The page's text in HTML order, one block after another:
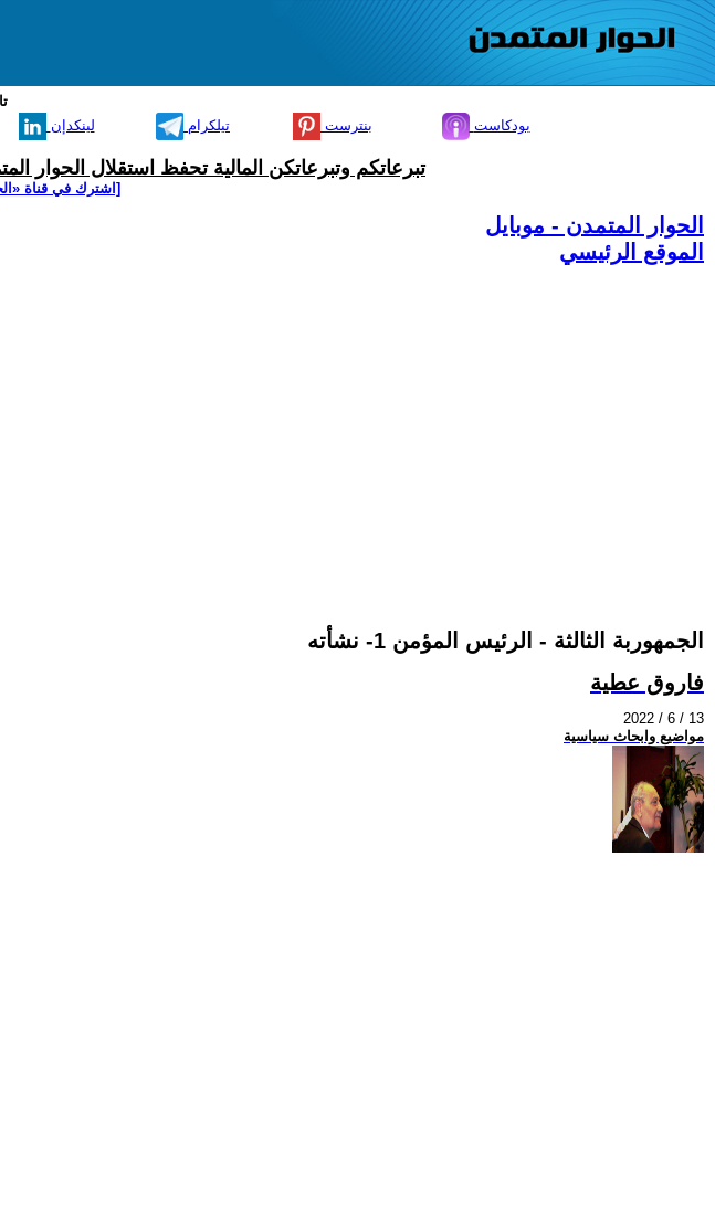
لينكدإن تيلكرام بنترست بودكاست
تبرعاتكم وتبرعاتكن المالية تحفظ استقلال الحوار
[اشترك في قناة
الحوار المتمدن - موبايل
الموقع الرئيسي
الجمهوربة الثالثة - الرئيس المؤمن 1- نشأته
فاروق عطية
2022 / 6 / 13
مواضيع وابحاث سياسية